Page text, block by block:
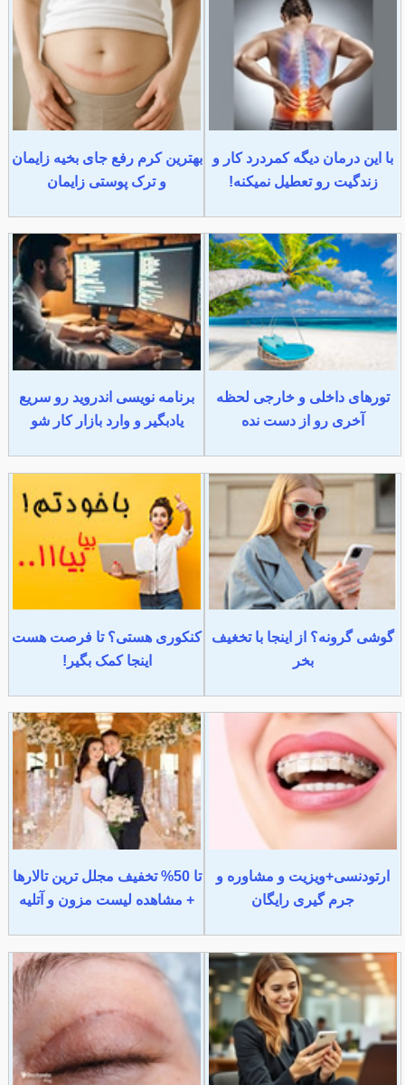
با این درمان دیگه کمردرد کار و
زندگیت رو تعطیل نمیکنه!
بهترین کرم رفع جای بخیه زایمان
و ترک پوستی زایمان
تورهای داخلی و خارجی لحظه
آخری رو از دست نده
برنامه نویسی اندروید رو سریع
یادبگیر و وارد بازار کار شو
گوشی گرونه؟ از اینجا با تخغیف
بخر
کنکوری هستی؟ تا فرصت هست
اینجا کمک بگیر!
ارتودنسی+ویزیت و مشاوره و
جرم گیری رایگان
تا 50% تخفیف مجلل ترین تالارها
+ مشاهده لیست مزون و آتلیه